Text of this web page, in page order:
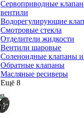
Сервоприводные
вентили
Водорегулирующие
Смотровые стекла
Отделители жидкости
Вентили шаровые
Соленоидные клапаны
Обратные клапаны
Масляные ресиверы
Ещё 8